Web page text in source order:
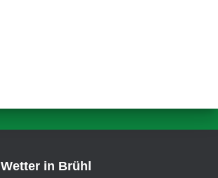
Wetter in Brühl